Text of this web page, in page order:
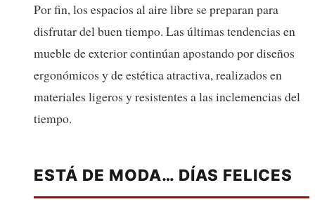
Por fin, los espacios al aire libre se preparan para
disfrutar del buen tiempo. Las últimas tendencias en
mueble de exterior continúan apostando por diseños
ergonómicos y de estética atractiva, realizados en
materiales ligeros y resistentes a las inclemencias del
tiempo.
ESTÁ DE MODA… DÍAS FELICES